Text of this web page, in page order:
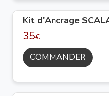
Kit d'Ancrage
35€
COMMANDER